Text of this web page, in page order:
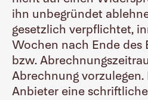
ihn unbegründet
gesetzlich verpflichtet,
Wochen nach Ende des
bzw.
Abrechnung
Anbieter eine schriftliche